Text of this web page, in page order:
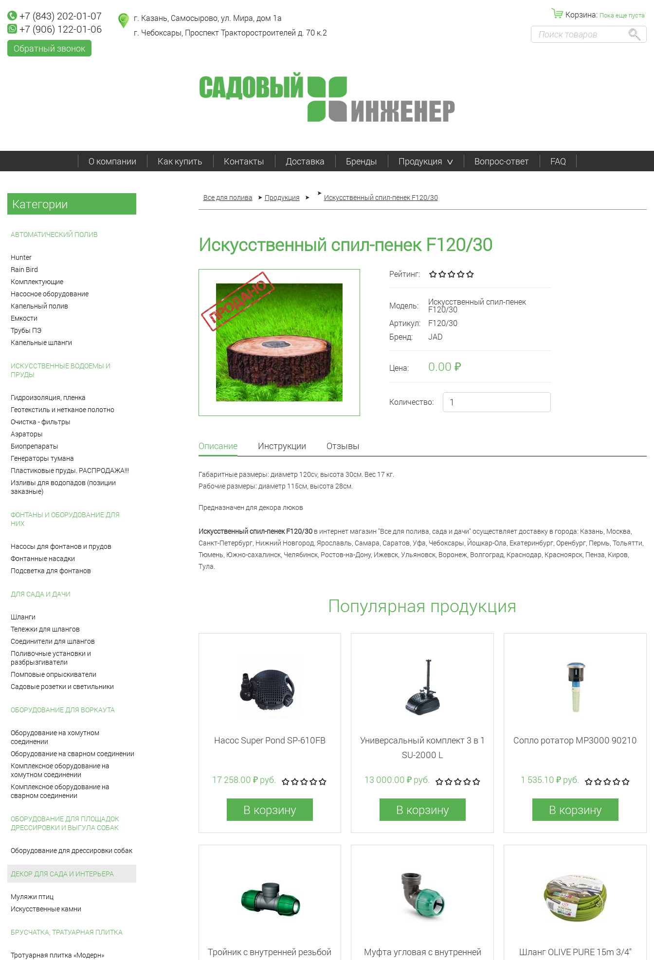
+7 (843) 202-01-07
+7 (906) 122-01-06
Обратный звонок
г. Казань, Самосырово, ул. Мира, дом 1а
г. Чебоксары, Проспект Тракторостроителей д. 70 к.2
Корзина: Пока еще пуста
О компании Как купить Контакты Доставка Бренды Продукция Вопрос-ответ FAQ
Категории
АВТОМАТИЧЕСКИЙ ПОЛИВ
Hunter
Rain Bird
Комплектующие
Насосное оборудование
Капельный полив
Емкости
Трубы ПЭ
Капельные шланги
ИСКУССТВЕННЫЕ ВОДОЕМЫ И
ПРУДЫ
Гидроизоляция, пленка
Геотекстиль и нетканое полотно
Очистка - фильтры
Аэраторы
Биопрепараты
Генераторы тумана
Пластиковые пруды. РАСПРОДАЖА!!!
Изливы для водопадов (позиции
заказные)
ФОНТАНЫ И ОБОРУДОВАНИЕ ДЛЯ
НИХ
Насосы для фонтанов и прудов
Фонтанные насадки
Подсветка для фонтанов
ДЛЯ САДА И ДАЧИ
Шланги
Тележки для шлангов
Соединители для шлангов
Поливочные установки и
разбрызгиватели
Помповые опрыскиватели
Садовые розетки и светильники
ОБОРУДОВАНИЕ ДЛЯ ВОРКАУТА
Оборудование на хомутном
соединении
Оборудование на сварном соединении
Комплексное оборудование на
хомутном соединении
Комплексное оборудование на
сварном соединении
ОБОРУДОВАНИЕ ДЛЯ ПЛОЩАДОК
ДРЕССИРОВКИ И ВЫГУЛА СОБАК
Оборудование для дрессировки собак
ДЕКОР ДЛЯ САДА И ИНТЕРЬЕРА
Муляжи птиц
Искусственные камни
БРУСЧАТКА, ТРАТУАРНАЯ ПЛИТКА
Тротуарная плитка «Модерн»
Все для полива Продукция Искусственный спил-пенек F120/30
Искусственный спил-пенек F120/30
Рейтинг:
Модель: Искусственный спил-пенек
F120/30
Артикул:
F120/30
Бренд:
JAD
Цена: 0.00 ₽
Количество:
Описание Инструкции Отзывы
Габаритные размеры: диаметр 120cv, высота 30см. Вес 17 кг.
Рабочие размеры: диаметр 115см, высота 28см.
Предназначен для декора люков
Искусственный спил-пенек F120/30в интернет магазин "Все для полива, сада и дачи" осуществляет доставку в города: Казань, Москва,
Санкт-Петербург, Нижний Новгород, Ярославль, Самара, Саратов, Уфа, Чебоксары, Йошкар-Ола, Екатеринбург, Оренбург, Пермь, Тольятти,
Тюмень, Южно-сахалинск, Челябинск, Ростов-на-Дону, Ижевск, Ульяновск, Воронеж, Волгоград, Краснодар, Красноярск, Пенза, Киров,
Тула.
Популярная продукция
Насос Super Pond SP-610FB
17 258.00 ₽ руб.
В корзину
Универсальный комплект 3 в 1
SU-2000 L
13 000.00 ₽ руб.
В корзину
Сопло ротатор МР3000 90210
1 535.10 ₽ руб.
В корзину
Тройник с внутренней резьбой
Муфта угловая с внутренней
Шланг OLIVE PURE 15m 3/4"